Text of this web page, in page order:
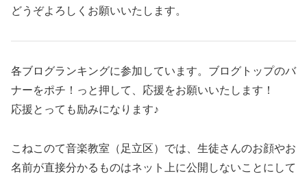
どうぞよろしくお願いいたします。
各ブログランキングに参加しています。ブログトップのバ
ナーをポチ！っと押して、応援をお願いいたします！
応援とっても励みになります♪
こねこのて音楽教室（足立区）では、生徒さんのお顔やお
名前が直接分かるものはネット上に公開しないことにして